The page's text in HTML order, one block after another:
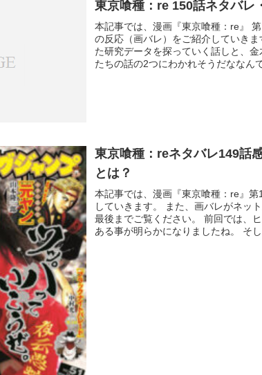
東京喰種：re 150話ネタバレ
本記事では、漫画『東京喰種：re』
の反応（画バレ）をご紹介していき
た研究データを探っていく話しと、
たちの話の2つにわかれそうだななん
東京喰種：reネタバレ149話
とは？
本記事では、漫画『東京喰種：re』
していきます。 また、画バレがネッ
最後までご覧ください。 前回では、
ある事が明らかになりましたね。 そ